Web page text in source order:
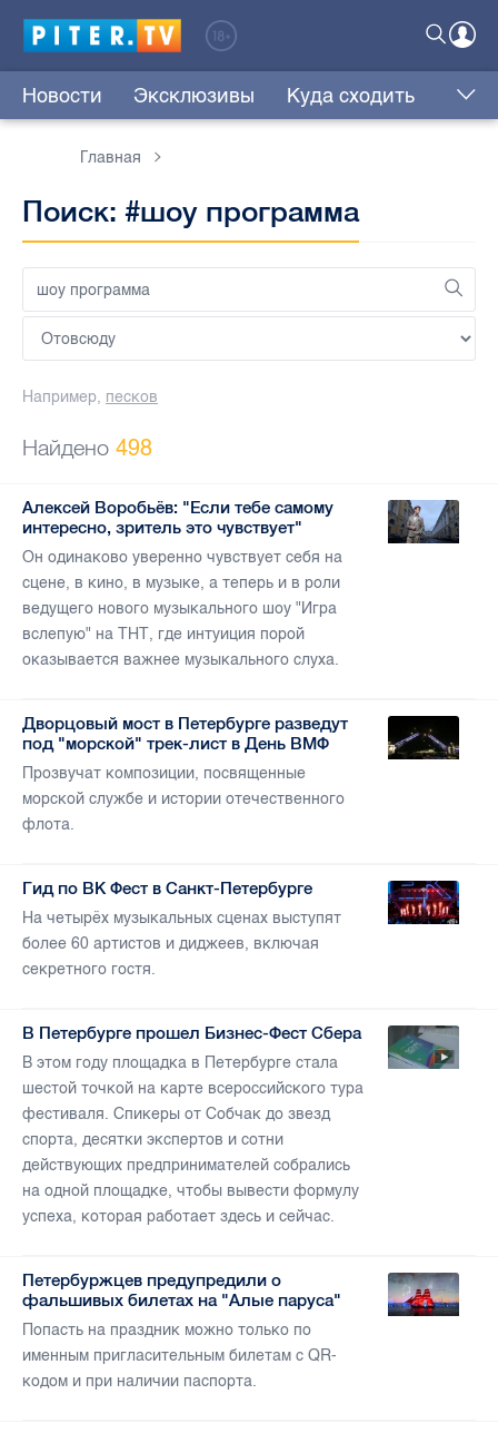
Новости Эксклюзивы Куда сходить
Главная
Поиск: #шоу программа
Например, песков
Найдено 498
Алексей Воробьёв: "Если тебе самому
интересно, зритель это чувствует"
Он одинаково уверенно чувствует себя на
сцене, в кино, в музыке, а теперь и в роли
ведущего нового музыкального шоу "Игра
вслепую" на ТНТ, где интуиция порой
оказывается важнее музыкального слуха.
Дворцовый мост в Петербурге разведут
под "морской" трек-лист в День ВМФ
Прозвучат композиции, посвященные
морской службе и истории отечественного
флота.
Гид по ВК Фест в Санкт-Петербурге
На четырёх музыкальных сценах выступят
более 60 артистов и диджеев, включая
секретного гостя.
В Петербурге прошел Бизнес-Фест Сбера
В этом году площадка в Петербурге стала
шестой точкой на карте всероссийского тура
фестиваля. Спикеры от Собчак до звезд
спорта, десятки экспертов и сотни
действующих предпринимателей собрались
на одной площадке, чтобы вывести формулу
успеха, которая работает здесь и сейчас.
Петербуржцев предупредили о
фальшивых билетах на "Алые паруса"
Попасть на праздник можно только по
именным пригласительным билетам с QR-
кодом и при наличии паспорта.